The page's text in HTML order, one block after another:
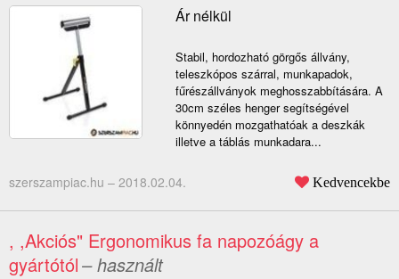
Ár nélkül
Stabil, hordozható görgős állvány,
teleszkópos szárral, munkapadok,
fűrészállványok meghosszabbítására. A
30cm széles henger segítségével
könnyedén mozgathatóak a deszkák
illetve a táblás munkadara...
szerszampiac.hu – 2018.02.04. Kedvencekbe
, ,Akciós" Ergonomikus fa napozóágy a
gyártótól– használt